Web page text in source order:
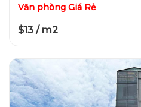
Văn phòng Giá Rẻ
$13 / m2